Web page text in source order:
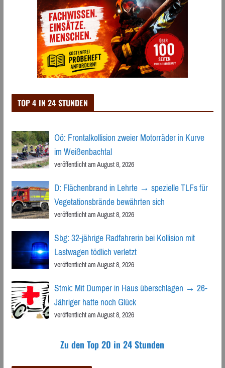
TOP 4 IN 24 STUNDEN
Oö: Frontalkollision zweier Motorräder in Kurve
im Weißenbachtal
veröffentlicht am August 8, 2026
D: Flächenbrand in Lehrte → spezielle TLFs für
Vegetationsbrände bewährten sich
veröffentlicht am August 8, 2026
Sbg: 32-jährige Radfahrerin bei Kollision mit
Lastwagen tödlich verletzt
veröffentlicht am August 8, 2026
Stmk: Mit Dumper in Haus überschlagen → 26-
Jähriger hatte noch Glück
veröffentlicht am August 8, 2026
Zu den Top 20 in 24 Stunden